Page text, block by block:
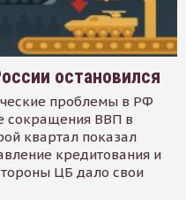
остановился
проблемы в РФ
сокращения ВВП в
квартал показал
кредитования и
ЦБ дало свои